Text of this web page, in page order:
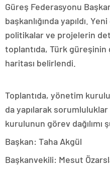
Güreş Federasyonu
başkanlığında yapıldı.
politikalar ve projelerin
toplantıda, Türk
haritası belirlendi.
Toplantıda, yönetim
da yapılarak
kurulunun görev dağılımı
Başkan: Taha Akgül
Başkanvekili: Mesut